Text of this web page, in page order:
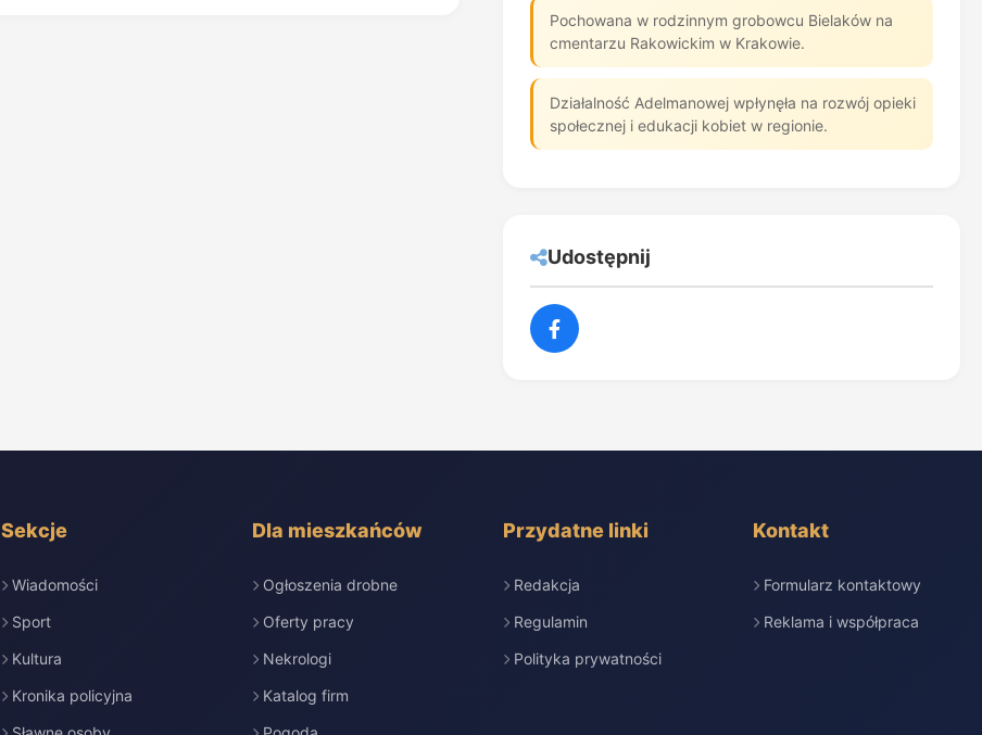
Pochowana w rodzinnym grobowcu Bielaków na
cmentarzu Rakowickim w Krakowie.
Działalność Adelmanowej wpłynęła na rozwój opieki
społecznej i edukacji kobiet w regionie.
Udostępnij
Sekcje
Wiadomości
Sport
Kultura
Kronika policyjna
Dla mieszkańców
Ogłoszenia drobne
Oferty pracy
Nekrologi
Katalog firm
Przydatne linki
Redakcja
Regulamin
Polityka prywatności
Kontakt
Formularz kontaktowy
Reklama i współpraca